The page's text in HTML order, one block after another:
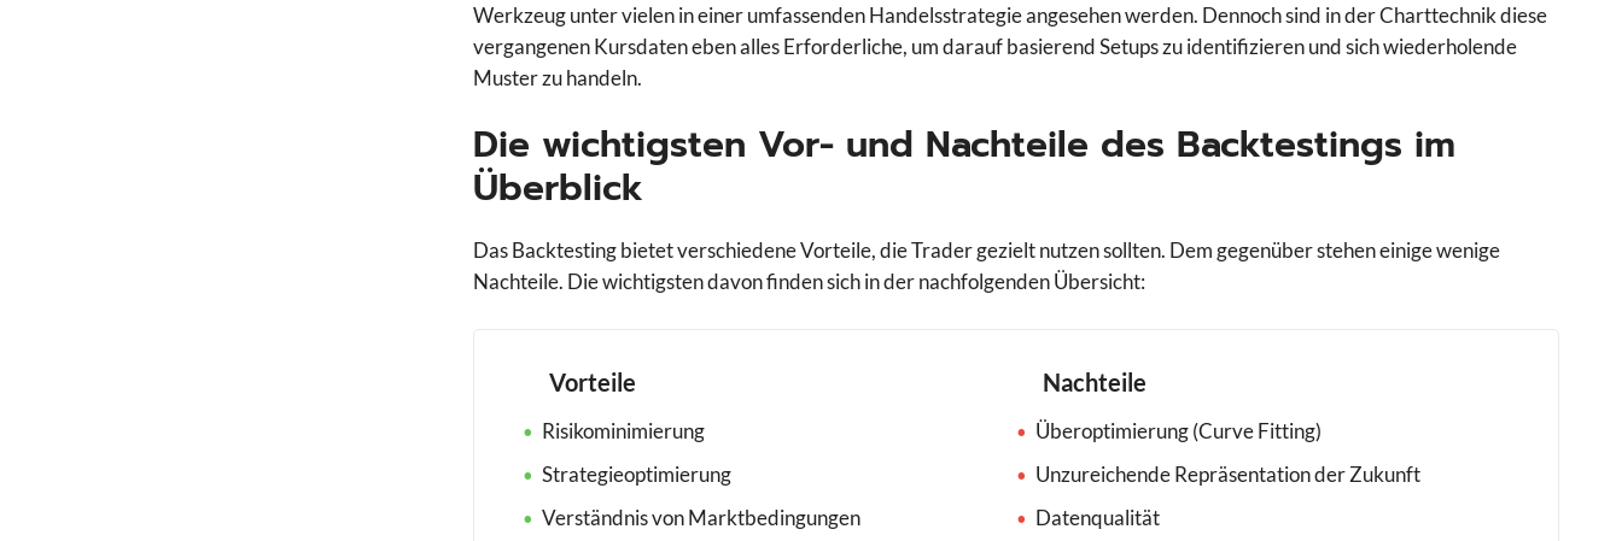
Werkzeug unter vielen in einer umfassenden Handelsstrategie angesehen werden. Dennoch sind in der Charttechnik diese
vergangenen Kursdaten eben alles Erforderliche, um darauf basierend Setups zu identifizieren und sich wiederholende
Muster zu handeln.
Die wichtigsten Vor- und Nachteile des Backtestings im
Überblick
Das Backtesting bietet verschiedene Vorteile, die Trader gezielt nutzen sollten. Dem gegenüber stehen einige wenige
Nachteile. Die wichtigsten davon finden sich in der nachfolgenden Übersicht:
Vorteile
Risikominimierung
Strategieoptimierung
Verständnis von Marktbedingungen
Nachteile
Überoptimierung (Curve Fitting)
Unzureichende Repräsentation der Zukunft
Datenqualität